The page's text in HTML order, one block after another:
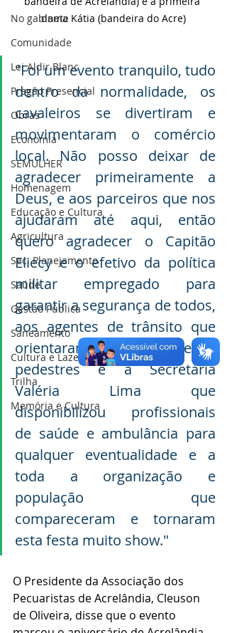
No gabinete
Comunidade
Lei Aldir Blanc
Pregão Presencial
Obras
Economia
SEMULHER
Homenagem
Educação e Cultura
Agricultura
Sec. Planejamento
Saúde
Gestão Pública
Saneamento
Cultura e Lazer
Trilha
Memória e Cultura
dama Kátia (bandeira do Acre)
"Foi um evento tranquilo, tudo
dentro da normalidade, os
cavaleiros se divertiram e
movimentaram o comércio
local. Não posso deixar de
agradecer primeiramente a
Deus, e aos parceiros que nos
ajudaram até aqui, então
quero agradecer o Capitão
Eliecy e o efetivo da política
militar empregado para
garantir a segurança de todos,
aos agentes de trânsito que
orientaram os condutores e
pedestres e a Secretária
Valéria Lima que
disponibilizou  profissionais
de saúde e ambulância para
qualquer eventualidade e a
toda a organização e
população que
compareceram e tornaram
esta festa muito show."
O Presidente da Associação dos
Pecuaristas de Acrelândia, Cleuson
de Oliveira, disse que o evento